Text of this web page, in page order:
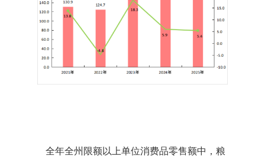
全年全州限额以上单位消费品零售额中，粮